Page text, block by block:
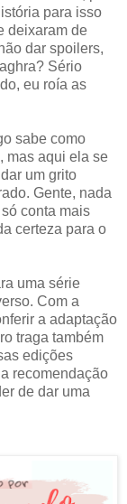
para isso
deixaram de
dar spoilers,
Sério
eu roía as
sabe como
mas aqui ela se
um grito
Gente, nada
conta mais
certeza para o
uma série
Com a
a adaptação
traga também
edições
recomendação
de dar uma